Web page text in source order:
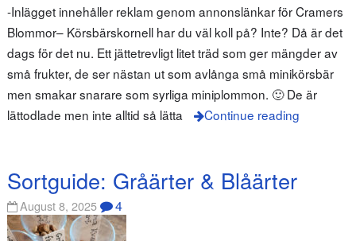
-Inlägget innehåller reklam genom annonslänkar för Cramers
Blommor– Körsbärskornell har du väl koll på? Inte? Då är det
dags för det nu. Ett jättetrevligt litet träd som ger mängder av
små frukter, de ser nästan ut som avlånga små minikörsbär
men smakar snarare som syrliga miniplommon. 🙂 De är
lättodlade men inte alltid så lätta
Continue reading
Sortguide: Gråärter & Blåärter
August 8, 2025 4